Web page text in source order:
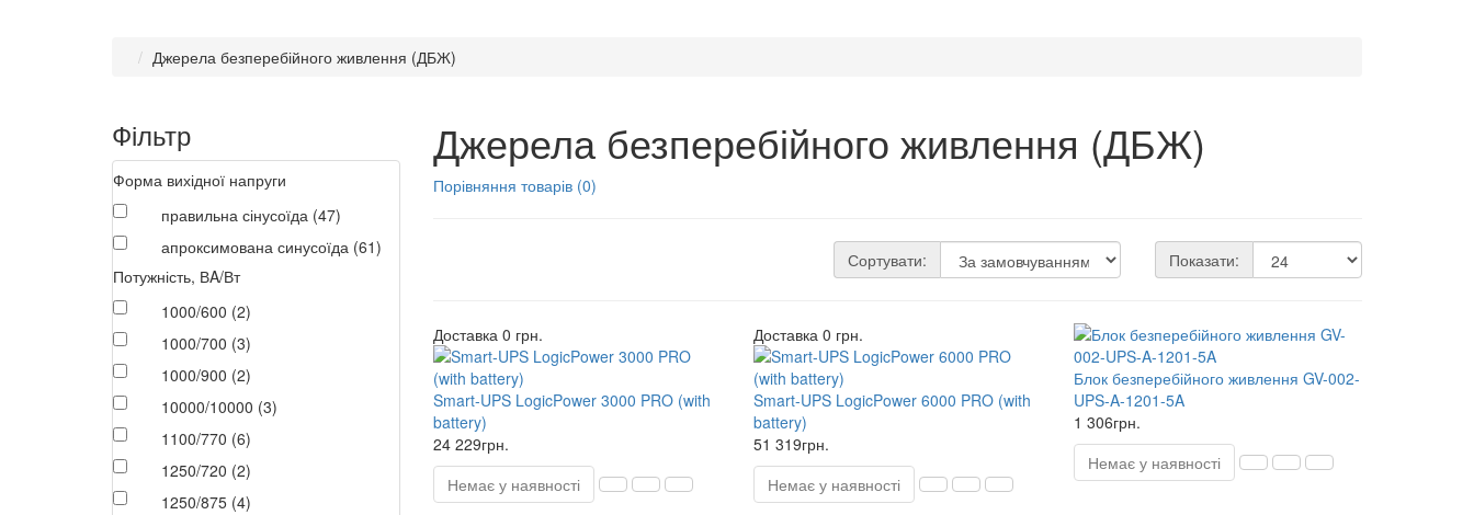
Джерела безперебійного живлення (ДБЖ)
Фільтр
Форма вихідної напруги
правильна сінусоїда (47)
апроксимована синусоїда (61)
Потужність, ВA/Вт
1000/600 (2)
1000/700 (3)
1000/900 (2)
10000/10000 (3)
1100/770 (6)
1250/720 (2)
1250/875 (4)
Джерела безперебійного живлення (ДБЖ)
Порівняння товарів (0)
Сортувати: Показати:
Доставка 0 грн.
Smart-UPS LogicPower 3000 PRO (with
battery)
24 229грн.
Немає у наявності
Доставка 0 грн.
Smart-UPS LogicPower 6000 PRO (with
battery)
51 319грн.
Немає у наявності
Блок безперебійного живлення GV-002-
UPS-A-1201-5A
1 306грн.
Немає у наявності